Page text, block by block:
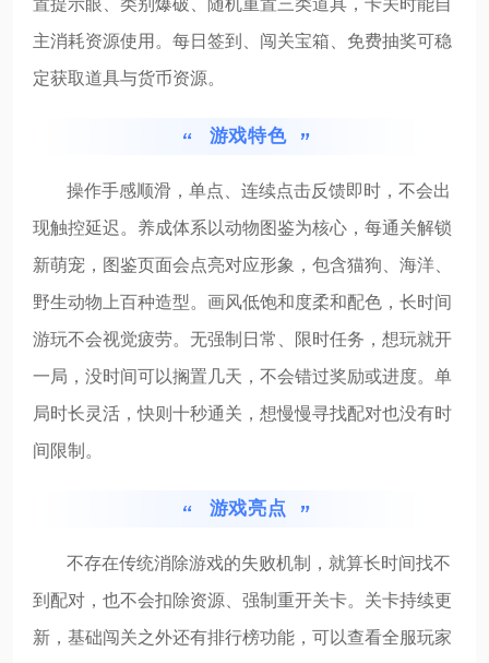
置提示眼、类别爆破、随机重置三类道具，卡关时能自
主消耗资源使用。每日签到、闯关宝箱、免费抽奖可稳
定获取道具与货币资源。
游戏特色
操作手感顺滑，单点、连续点击反馈即时，不会出
现触控延迟。养成体系以动物图鉴为核心，每通关解锁
新萌宠，图鉴页面会点亮对应形象，包含猫狗、海洋、
野生动物上百种造型。画风低饱和度柔和配色，长时间
游玩不会视觉疲劳。无强制日常、限时任务，想玩就开
一局，没时间可以搁置几天，不会错过奖励或进度。单
局时长灵活，快则十秒通关，想慢慢寻找配对也没有时
间限制。
游戏亮点
不存在传统消除游戏的失败机制，就算长时间找不
到配对，也不会扣除资源、强制重开关卡。关卡持续更
新，基础闯关之外还有排行榜功能，可以查看全服玩家